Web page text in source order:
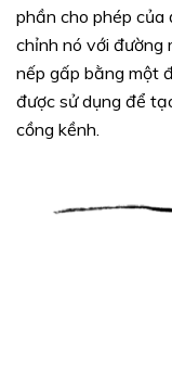
phần cho phép
chỉnh nó với đường
nếp gấp bằng một
được sử dụng để
cồng kềnh.